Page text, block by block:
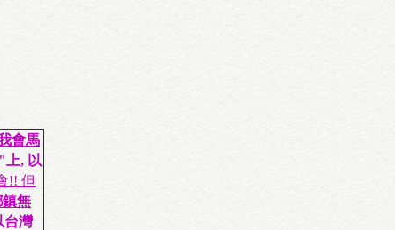
會馬
, 以
!! 但
鎮無
台灣